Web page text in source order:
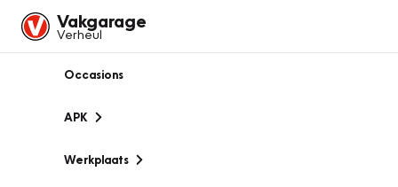
Vakgarage
Verheul
Occasions
APK
Werkplaats